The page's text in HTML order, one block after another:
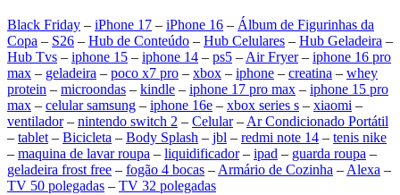
Black Friday – iPhone 17 – iPhone 16 – Álbum de Figurinhas da
Copa – S26 – Hub de Conteúdo – Hub Celulares – Hub Geladeira –
Hub Tvs – iphone 15 – iphone 14 – ps5 – Air Fryer– iphone 16 pro
max – geladeira – poco x7 pro – xbox – iphone – creatina – whey
protein – microondas – kindle – iphone 17 pro max – iphone 15 pro
max – celular samsung – iphone 16e – xbox series s – xiaomi –
ventilador– nintendo switch 2 – Celular– Ar Condicionado Portátil
– tablet – Bicicleta – Body Splash – jbl – redmi note 14 – tenis nike
– maquina de lavar roupa – liquidificador– ipad – guarda roupa –
geladeira frost free – fogão 4 bocas – Armário de Cozinha – Alexa –
TV 50 polegadas – TV 32 polegadas